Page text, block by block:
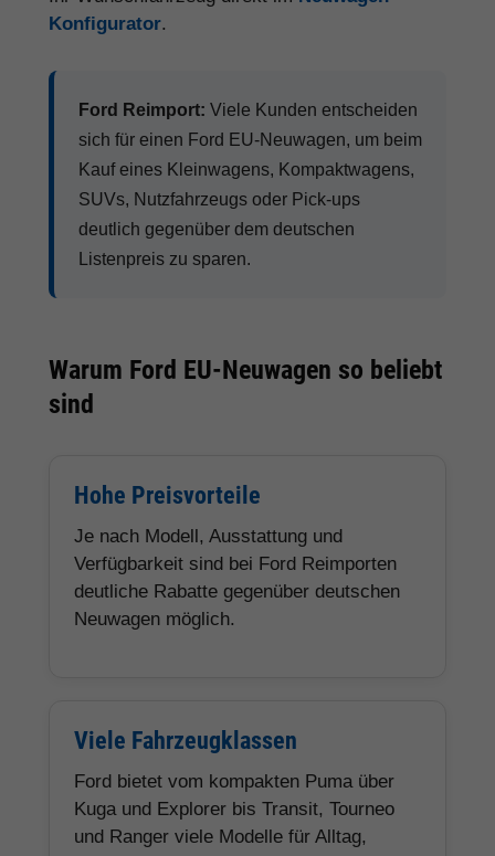
Konfigurator.
Ford Reimport: Viele Kunden entscheiden
sich für einen Ford EU-Neuwagen, um beim
Kauf eines Kleinwagens, Kompaktwagens,
SUVs, Nutzfahrzeugs oder Pick-ups
deutlich gegenüber dem deutschen
Listenpreis zu sparen.
Warum Ford EU-Neuwagen so beliebt
sind
Hohe Preisvorteile
Je nach Modell, Ausstattung und
Verfügbarkeit sind bei Ford Reimporten
deutliche Rabatte gegenüber deutschen
Neuwagen möglich.
Viele Fahrzeugklassen
Ford bietet vom kompakten Puma über
Kuga und Explorer bis Transit, Tourneo
und Ranger viele Modelle für Alltag,